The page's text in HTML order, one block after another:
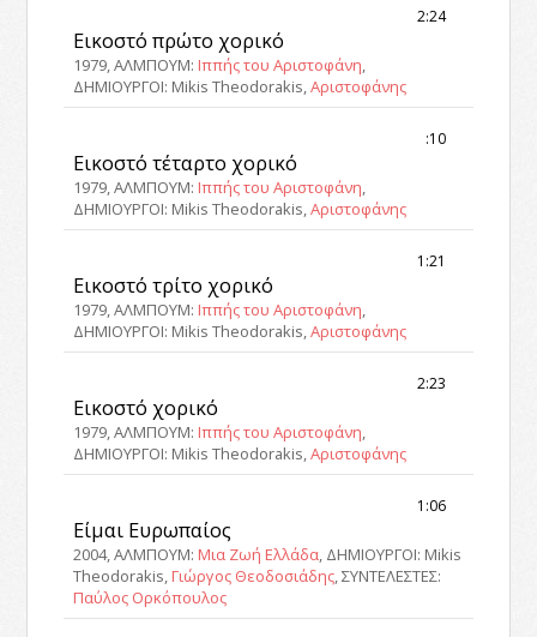
2:24
Εικοστό πρώτο χορικό
1979, ΑΛΜΠΟΥΜ: Ιππής του Αριστοφάνη,
ΔΗΜΙΟΥΡΓΟΙ: Mikis Theodorakis,Αριστοφάνης
:10
Εικοστό τέταρτο χορικό
1979, ΑΛΜΠΟΥΜ: Ιππής του Αριστοφάνη,
ΔΗΜΙΟΥΡΓΟΙ: Mikis Theodorakis,Αριστοφάνης
1:21
Εικοστό τρίτο χορικό
1979, ΑΛΜΠΟΥΜ: Ιππής του Αριστοφάνη,
ΔΗΜΙΟΥΡΓΟΙ: Mikis Theodorakis,Αριστοφάνης
2:23
Εικοστό χορικό
1979, ΑΛΜΠΟΥΜ: Ιππής του Αριστοφάνη,
ΔΗΜΙΟΥΡΓΟΙ: Mikis Theodorakis,Αριστοφάνης
1:06
Είμαι Ευρωπαίος
2004, ΑΛΜΠΟΥΜ: Μια Ζωή Ελλάδα, ΔΗΜΙΟΥΡΓΟΙ: Mikis
Theodorakis, Γιώργος Θεοδοσιάδης, ΣΥΝΤΕΛΕΣΤΕΣ:
Παύλος Ορκόπουλος